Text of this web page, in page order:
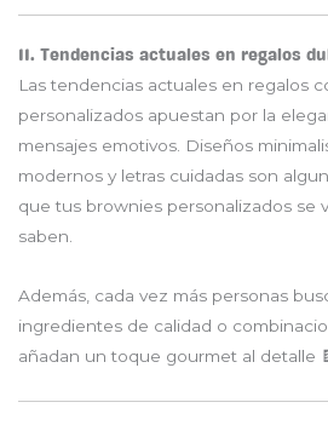
11. Tendencias actuales en regalos
Las tendencias actuales en regalos
personalizados apuestan por la
mensajes emotivos. Diseños
modernos y letras cuidadas son
que tus brownies personalizados se
saben.
Además, cada vez más personas
ingredientes de calidad o
añadan un toque gourmet al detalle